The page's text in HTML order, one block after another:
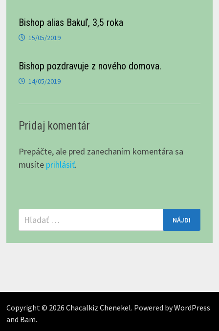
Bishop alias Bakuľ, 3,5 roka
15/05/2019
Bishop pozdravuje z nového domova.
14/05/2019
Pridaj komentár
Prepáčte, ale pred zanechaním komentára sa
musíte prihlásiť.
Hľadať:
Copyright © 2026 Chacalkiz Chenekel. Powered byWordPress
and Bam.